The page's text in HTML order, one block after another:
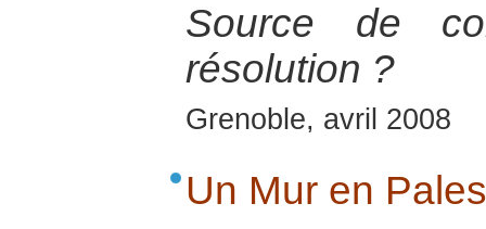
Source de
résolution ?
Grenoble, avril 2008
Un Mur en